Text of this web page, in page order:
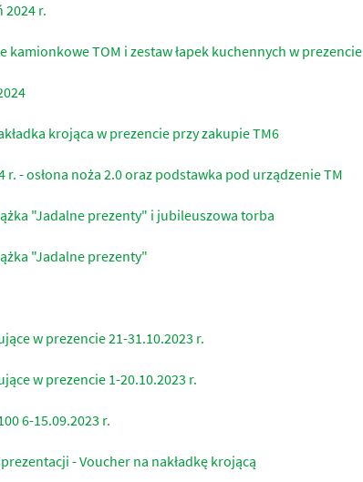
2024 r.
kamionkowe TOM i zestaw łapek kuchennych w prezencie
krojąca w prezencie przy zakupie TM6
- osłona noża 2.0 oraz podstawka pod urządzenie TM
"Jadalne prezenty" i jubileuszowa torba
"Jadalne prezenty"
w prezencie 21-31.10.2023 r.
w prezencie 1-20.10.2023 r.
6-15.09.2023 r.
- Voucher na nakładkę krojącą